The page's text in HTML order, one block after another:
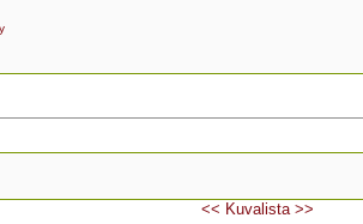
<< Kuvalista >>